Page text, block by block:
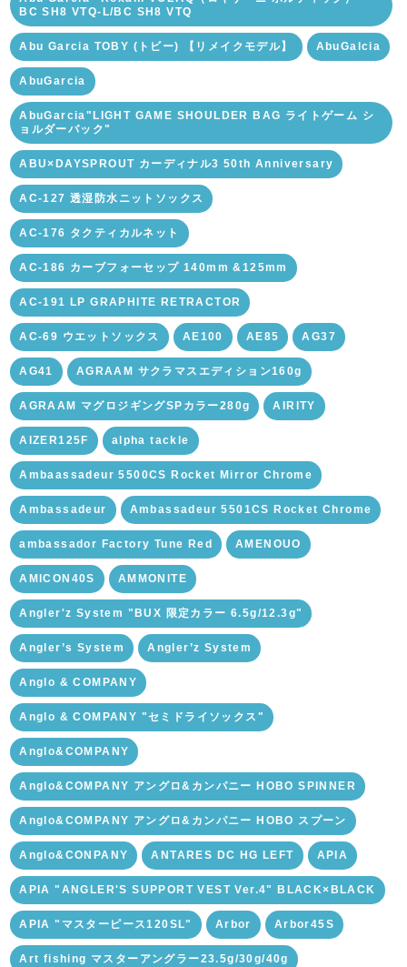
BC SH8 VTQ-L/BC SH8 VTQ
Abu Garcia TOBY (トビー) 【リメイクモデル】 AbuGalcia
AbuGarcia
AbuGarcia"LIGHT GAME SHOULDER BAG ライトゲーム シ
ョルダーバック"
ABU×DAYSPROUT カーディナル3 50th Anniversary
AC-127 透湿防水ニットソックス
AC-176 タクティカルネット
AC-186 カーブフォーセップ 140mm &125mm
AC-191 LP GRAPHITE RETRACTOR
AC-69 ウエットソックス AE100 AE85 AG37
AG41 AGRAAM サクラマスエディション160g
AGRAAM マグロジギングSPカラー280g AIRITY
AIZER125F alpha tackle
Ambaassadeur 5500CS Rocket Mirror Chrome
Ambassadeur Ambassadeur 5501CS Rocket Chrome
ambassador Factory Tune Red AMENOUO
AMICON40S AMMONITE
Angler'z System "BUX 限定カラー 6.5g/12.3g"
Angler’s System Angler’z System
Anglo & COMPANY
Anglo & COMPANY "セミドライソックス"
Anglo&COMPANY
Anglo&COMPANY アングロ&カンパニー HOBO SPINNER
Anglo&COMPANY アングロ&カンパニー HOBO スプーン
Anglo&CONPANY ANTARES DC HG LEFT APIA
APIA "ANGLER'S SUPPORT VEST Ver.4" BLACK×BLACK
APIA "マスターピース120SL" Arbor Arbor45S
Art fishing マスターアングラー23.5g/30g/40g